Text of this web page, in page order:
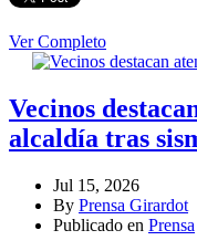
Ver Completo
Vecinos
alcaldía tras
Jul 15, 2026
By Prensa Girardot
Publicado en Prensa